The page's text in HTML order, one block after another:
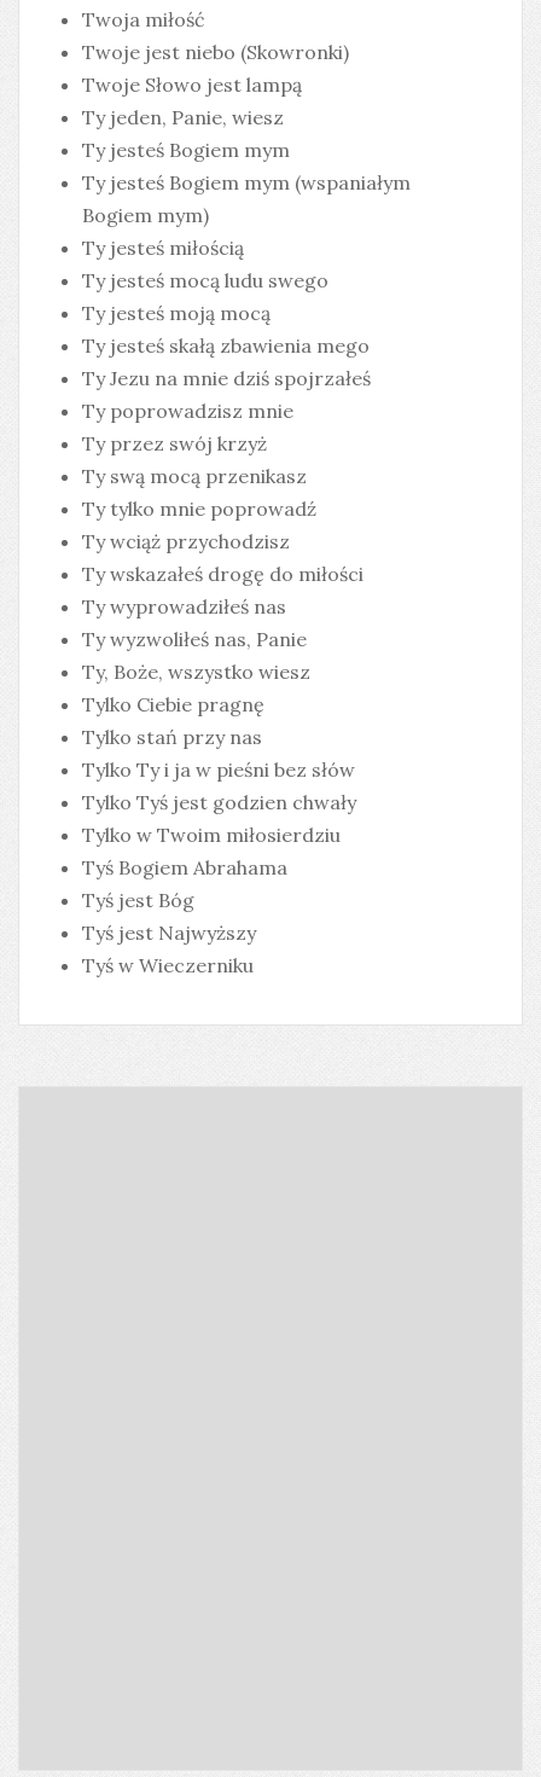
Twoja miłość
Twoje jest niebo (Skowronki)
Twoje Słowo jest lampą
Ty jeden, Panie, wiesz
Ty jesteś Bogiem mym
Ty jesteś Bogiem mym (wspaniałym
Bogiem mym)
Ty jesteś miłością
Ty jesteś mocą ludu swego
Ty jesteś moją mocą
Ty jesteś skałą zbawienia mego
Ty Jezu na mnie dziś spojrzałeś
Ty poprowadzisz mnie
Ty przez swój krzyż
Ty swą mocą przenikasz
Ty tylko mnie poprowadź
Ty wciąż przychodzisz
Ty wskazałeś drogę do miłości
Ty wyprowadziłeś nas
Ty wyzwoliłeś nas, Panie
Ty, Boże, wszystko wiesz
Tylko Ciebie pragnę
Tylko stań przy nas
Tylko Ty i ja w pieśni bez słów
Tylko Tyś jest godzien chwały
Tylko w Twoim miłosierdziu
Tyś Bogiem Abrahama
Tyś jest Bóg
Tyś jest Najwyższy
Tyś w Wieczerniku